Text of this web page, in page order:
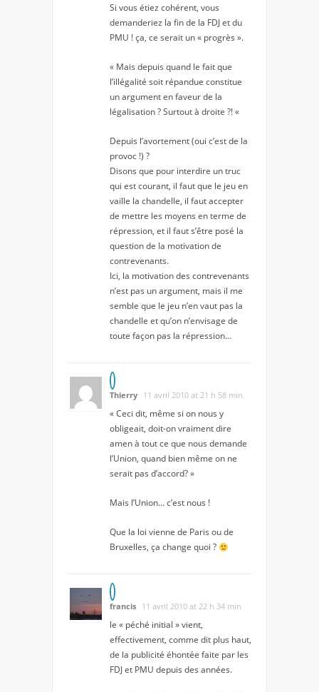
Si vous étiez cohérent, vous
demanderiez la fin de la FDJ et du
PMU ! ça, ce serait un « progrès ».
« Mais depuis quand le fait que
l’illégalité soit répandue constitue
un argument en faveur de la
légalisation ? Surtout à droite ?! «
Depuis l’avortement (oui c’est de la
provoc !) ?
Disons que pour interdire un truc
qui est courant, il faut que le jeu en
vaille la chandelle, il faut accepter
de mettre les moyens en terme de
répression, et il faut s’être posé la
question de la motivation de
contrevenants.
Ici, la motivation des contrevenants
n’est pas un argument, mais il me
semble que le jeu n’en vaut pas la
chandelle et qu’on n’envisage de
toute façon pas la répression…
Thierry 11 avril 2010 at 21 h 58 min
« Ceci dit, même si on nous y
obligeait, doit-on vraiment dire
amen à tout ce que nous demande
l’Union, quand bien même on ne
serait pas d’accord? »
Mais l’Union… c’est nous !
Que la loi vienne de Paris ou de
Bruxelles, ça change quoi ?
francis 11 avril 2010 at 22 h 34 min
le « péché initial » vient,
effectivement, comme dit plus haut,
de la publicité éhontée faite par les
FDJ et PMU depuis des années.